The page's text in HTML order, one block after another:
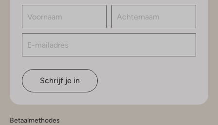
Schrijf je in
Betaalmethodes